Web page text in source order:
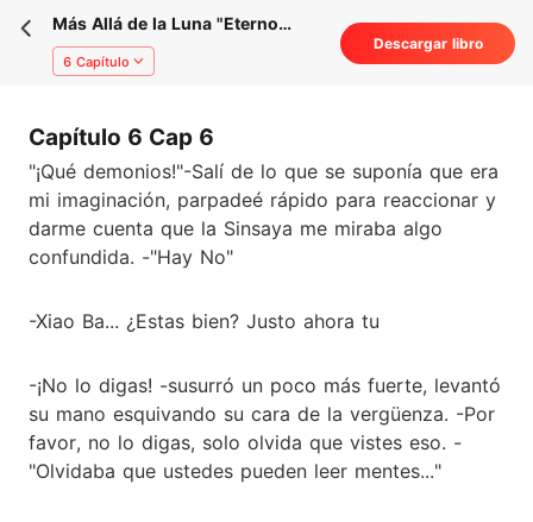
Más Allá de la Luna "Eterno
Secreto"
6 Capítulo
Descargar libro
Capítulo 6 Cap 6
"¡Qué demonios!"-Salí de lo que se suponía que era
mi imaginación, parpadeé rápido para reaccionar y
darme cuenta que la Sinsaya me miraba algo
confundida. -"Hay No"
-Xiao Ba... ¿Estas bien? Justo ahora tu
-¡No lo digas! -susurró un poco más fuerte, levantó
su mano esquivando su cara de la vergüenza. -Por
favor, no lo digas, solo olvida que vistes eso. -
"Olvidaba que ustedes pueden leer mentes..."